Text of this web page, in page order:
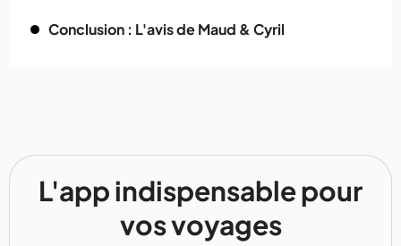
Conclusion : L'avis de Maud & Cyril
L'app indispensable pour
vos voyages